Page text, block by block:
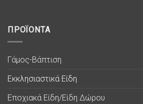
ΠΡΟΪΟΝΤΑ
Γάμος-Βάπτιση
Εκκλησιαστικά Είδη
Εποχιακά Είδη/Είδη Δώρου